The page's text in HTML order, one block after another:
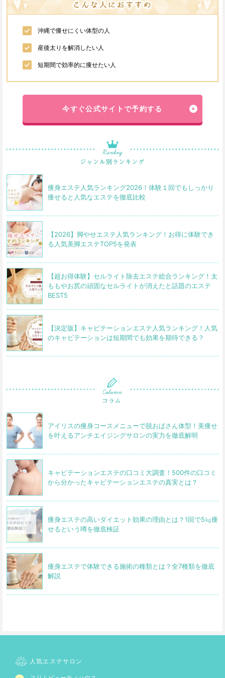
沖縄で痩せにくい体型の人
産後太りを解消したい人
短期間で効率的に痩せたい人
今すぐ公式サイトで予約する
痩身エステ人気ランキング2026！体験１回でもしっかり
痩せると人気なエステを徹底比較
【2026】脚やせエステ人気ランキング！お得に体験でき
る人気美脚エステTOP5を発表
【超お得体験】セルライト除去エステ総合ランキング！太
ももやお尻の頑固なセルライトが消えたと話題のエステ
BEST5
【決定版】キャビテーションエステ人気ランキング！人気
のキャビテーションは短期間でも効果を期待できる？
アイリスの痩身コースメニューで脱おばさん体型！美痩せ
を叶えるアンチエイジングサロンの実力を徹底解明
キャビテーションエステの口コミ大調査！500件の口コミ
から分かったキャビテーションエステの真実とは？
痩身エステの高いダイエット効果の理由とは？1回で5㎏痩
せるという噂を徹底検証
痩身エステで体験できる施術の種類とは？全7種類を徹底
解説
人気エステサロン